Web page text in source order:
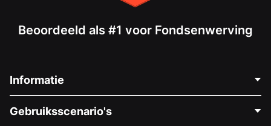
Beoordeeld als #1 voor Fondsenwerving
Informatie
Over Ons
Gebruiksscenario's